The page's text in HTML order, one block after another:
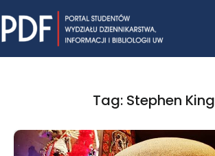
to
content
Tag: Stephen King